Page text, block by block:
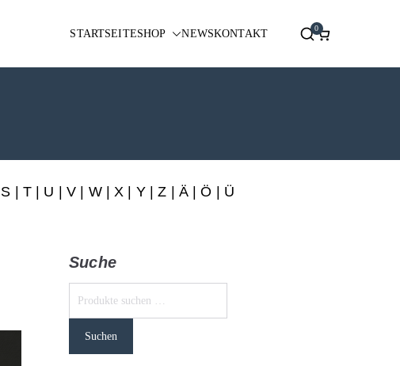
STARTSEITESHOP NEWSKONTAKT 0
S T U V W|X Y|Z Ä| Ö | Ü
Suche
Suchen